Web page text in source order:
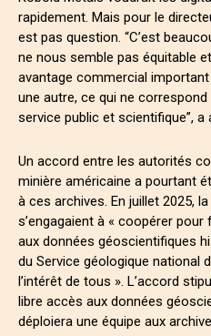
rapidement. Mais pour le
est pas question. “C’est
ne nous semble pas équitable
avantage commercial
une autre, ce qui ne
service public et scientifique”, a
Un accord entre les autorités
minière américaine a pourtant
à ces archives. En juillet 2025,
s’engagaient à « coopérer
aux données géoscientifiques
du Service géologique national
l’intérêt de tous ». L’accord
libre accès aux données
déploiera une équipe aux